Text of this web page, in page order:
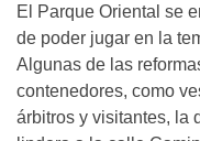
El Parque Oriental se
de poder jugar en la
Algunas de las
contenedores, como
árbitros y visitantes, la